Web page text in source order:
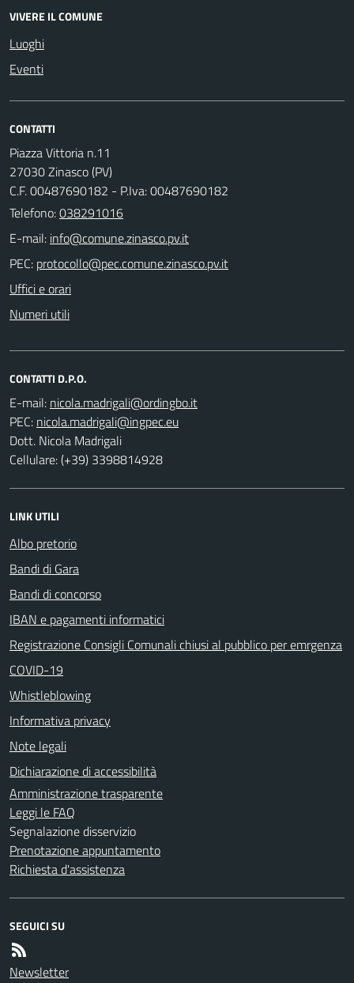
VIVERE IL COMUNE
Luoghi
Eventi
CONTATTI
Piazza Vittoria n.11
27030 Zinasco (PV)
C.F. 00487690182 - P.Iva: 00487690182
Telefono:038291016
E-mail:
PEC:
Uffici e orari
Numeri utili
CONTATTI D.P.O.
E-mail:
PEC:
Dott. Nicola Madrigali
Cellulare: (+39) 3398814928
LINK UTILI
Albo pretorio
Bandi di Gara
Bandi di concorso
IBAN e pagamenti informatici
Registrazione Consigli Comunali chiusi al pubblico per emrgenza
COVID-19
Whistleblowing
Informativa privacy
Note legali
Dichiarazione di accessibilità
Amministrazione trasparente
Leggi le FAQ
Segnalazione disservizio
Prenotazione appuntamento
Richiesta d'assistenza
SEGUICI SU
Newsletter